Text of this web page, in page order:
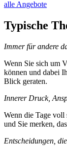
alle Angebote
Typische
Immer für andere
Wenn Sie sich um
können und dabei
Blick geraten.
Innerer Druck,
Wenn die Tage voll
und Sie merken,
Entscheidungen,